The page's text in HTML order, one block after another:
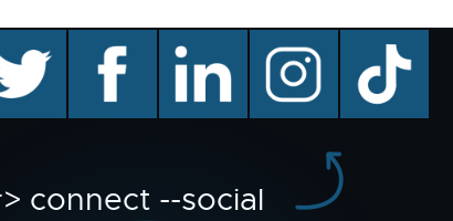
facebook linkedin instagram TikTok
connect --social